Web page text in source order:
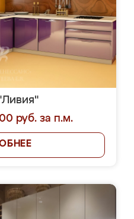
руб. за п.м.